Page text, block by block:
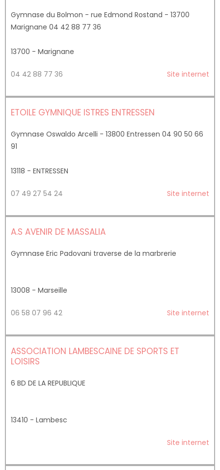
Gymnase du Bolmon - rue Edmond Rostand - 13700
Marignane 04 42 88 77 36
13700 - Marignane
Site internet
04 42 88 77 36
ETOILE GYMNIQUE ISTRES ENTRESSEN
Gymnase Oswaldo Arcelli - 13800 Entressen 04 90 50 66
91
13118 - ENTRESSEN
Site internet
07 49 27 54 24
A.S AVENIR DE MASSALIA
Gymnase Eric Padovani traverse de la marbrerie
13008 - Marseille
Site internet
06 58 07 96 42
ASSOCIATION LAMBESCAINE DE SPORTS ET
LOISIRS
6 BD DE LA REPUBLIQUE
13410 - Lambesc
Site internet